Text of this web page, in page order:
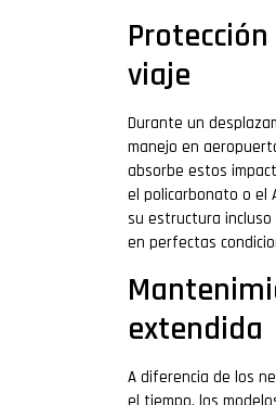
viaje
Durante un
manejo en
absorbe estos
el policarbonato o el
su estructura
en perfectas
extendida
A diferencia de los